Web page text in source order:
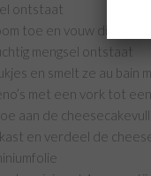
ontstaat
toe en vouw dit met
mengsel ontstaat
en smelt ze au bain
met een vork tot
aan de
en verdeel de